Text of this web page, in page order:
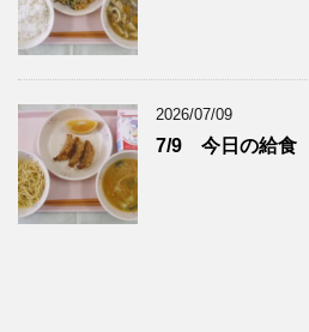
2026/07/09
7/9 今日の給食